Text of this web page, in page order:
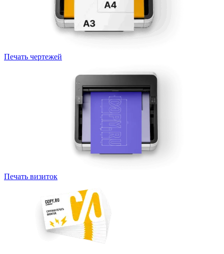
Печать чертежей
Печать визиток